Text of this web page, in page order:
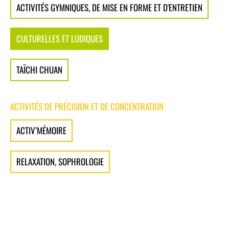
ACTIVITÉS GYMNIQUES, DE MISE EN FORME ET D'ENTRETIEN
CULTURELLES ET LUDIQUES
TAÏCHI CHUAN
ACTIVITÉS DE PRÉCISION ET DE CONCENTRATION
ACTIV’MÉMOIRE
RELAXATION, SOPHROLOGIE